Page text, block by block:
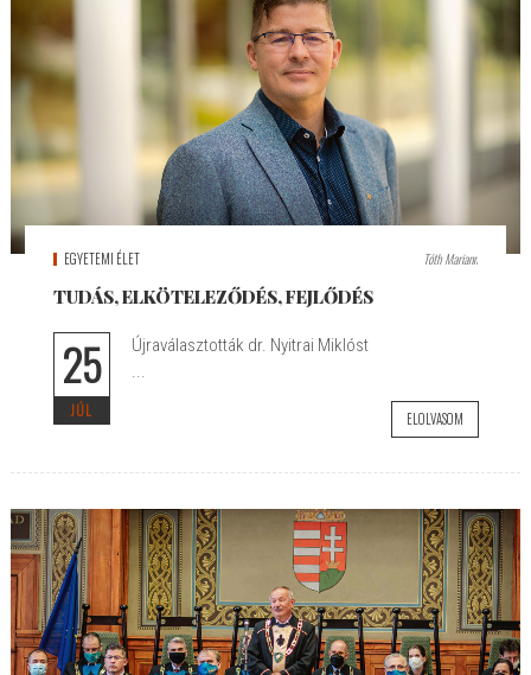
EGYETEMI ÉLET Tóth Mariann
TUDÁS, ELKÖTELEZŐDÉS, FEJLŐDÉS
25
JÚL
Újraválasztották dr. Nyitrai Miklóst
...
ELOLVASOM